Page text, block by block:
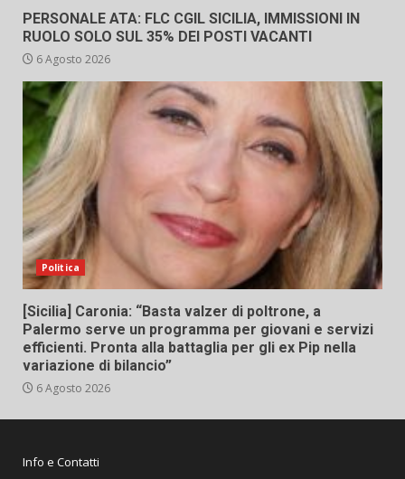
PERSONALE ATA: FLC CGIL SICILIA, IMMISSIONI IN
RUOLO SOLO SUL 35% DEI POSTI VACANTI
6 Agosto 2026
Politica
[Sicilia] Caronia: “Basta valzer di poltrone, a
Palermo serve un programma per giovani e servizi
efficienti. Pronta alla battaglia per gli ex Pip nella
variazione di bilancio”
6 Agosto 2026
Info e Contatti